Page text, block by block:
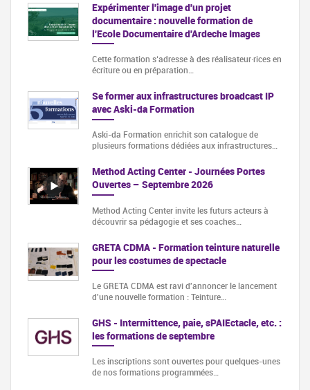
Expérimenter l'image d'un projet
documentaire : nouvelle formation de
l'Ecole Documentaire d'Ardeche Images
Cette formation s‘adresse à des réalisateur·rices en
écriture ou en préparation…
Se former aux infrastructures broadcast IP
avec Aski-da Formation
Aski-da Formation enrichit son catalogue de
plusieurs formations dédiées aux infrastructures…
Method Acting Center - Journées Portes
Ouvertes – Septembre 2026
Method Acting Center invite les futurs acteurs à
découvrir sa pédagogie et ses coaches…
GRETA CDMA - Formation teinture naturelle
pour les costumes de spectacle
Le GRETA CDMA est ravi d'annoncer le lancement
d'une nouvelle formation : Teinture…
GHS - Intermittence, paie, sPAIEctacle, etc. :
les formations de septembre
Les inscriptions sont ouvertes pour quelques-unes
de nos formations programmées…